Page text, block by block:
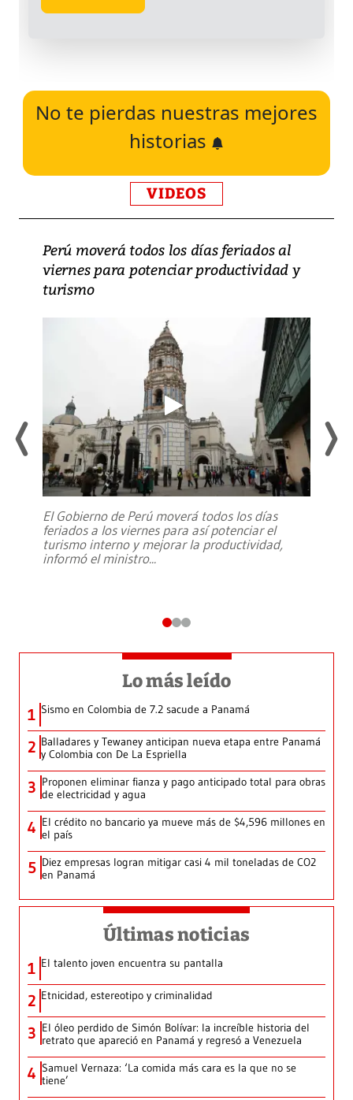
No te pierdas nuestras mejores
historias
VIDEOS
Perú moverá todos los días feriados al
viernes para potenciar productividad y
turismo
El Gobierno de Perú moverá todos los días
feriados a los viernes para así potenciar el
turismo interno y mejorar la productividad,
informó el ministro...
Lo más leído
1 Sismo en Colombia de 7.2 sacude a Panamá
2 Balladares y Tewaney anticipan nueva etapa entre Panamá
y Colombia con De La Espriella
3 Proponen eliminar fianza y pago anticipado total para obras
de electricidad y agua
4 El crédito no bancario ya mueve más de $4,596 millones en
el país
5 Diez empresas logran mitigar casi 4 mil toneladas de CO2
en Panamá
Últimas noticias
1 El talento joven encuentra su pantalla​
2 Etnicidad, estereotipo y criminalidad
3 El óleo perdido de Simón Bolívar: la increíble historia del
retrato que apareció en Panamá y regresó a Venezuela
4 Samuel Vernaza: ‘La comida más cara es la que no se
tiene’